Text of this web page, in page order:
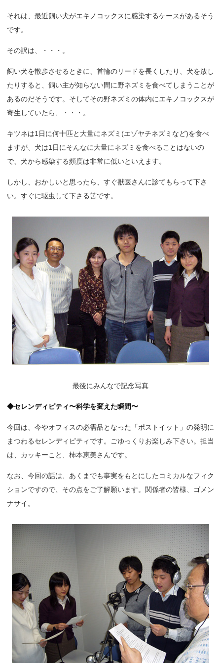
それは、最近飼い犬がエキノコックスに感染するケースがあるそう
です。
その訳は、・・・。
飼い犬を散歩させるときに、首輪のリードを長くしたり、犬を放し
たりすると、飼い主が知らない間に野ネズミを食べてしまうことが
あるのだそうです。そしてその野ネズミの体内にエキノコックスが
寄生していたら、・・・。
キツネは1日に何十匹と大量にネズミ(エゾヤチネズミなど)を食べ
ますが、犬は1日にそんなに大量にネズミを食べることはないの
で、犬から感染する頻度は非常に低いといえます。
しかし、おかしいと思ったら、すぐ獣医さんに診てもらって下さ
い。すぐに駆虫して下さる筈です。
最後にみんなで記念写真
◆セレンディピティ〜科学を変えた瞬間〜
今回は、今やオフィスの必需品となった「ポストイット」の発明に
まつわるセレンディピティです。ごゆっくりお楽しみ下さい。担当
は、カッキーこと、柿本恵美さんです。
なお、今回の話は、あくまでも事実をもとにしたコミカルなフィク
ションですので、その点をご了解願います。関係者の皆様、ゴメン
ナサイ。